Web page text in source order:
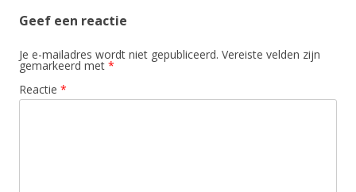
Geef een reactie
Je e-mailadres wordt niet gepubliceerd. Vereiste velden zijn
gemarkeerd met *
Reactie *